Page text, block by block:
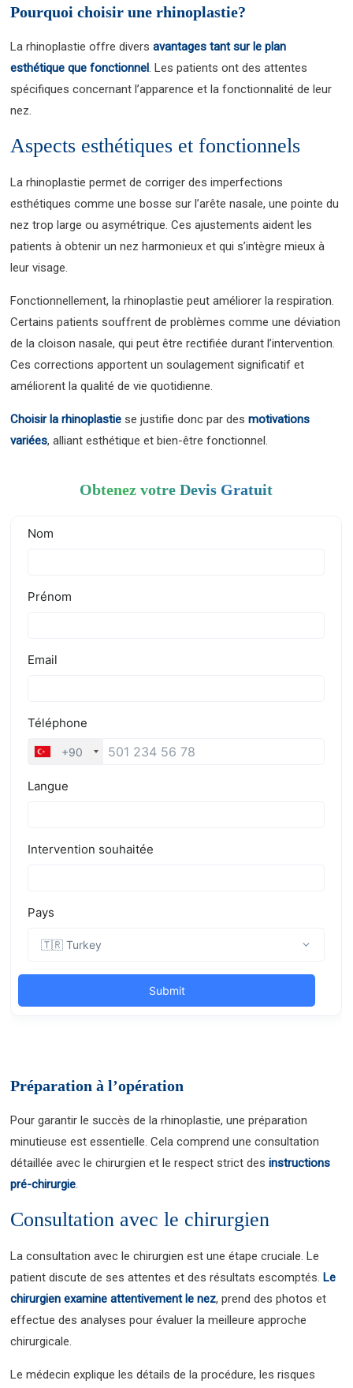
Pourquoi choisir une rhinoplastie?
La rhinoplastie offre diversavantages tant sur le plan
esthétique que fonctionnel. Les patients ont des attentes
spécifiques concernant l’apparence et la fonctionnalité de leur
nez.
Aspects esthétiques et fonctionnels
La rhinoplastie permet de corriger des imperfections
esthétiques comme une bosse sur l’arête nasale, une pointe du
nez trop large ou asymétrique. Ces ajustements aident les
patients à obtenir un nez harmonieux et qui s’intègre mieux à
leur visage.
Fonctionnellement, la rhinoplastie peut améliorer la respiration.
Certains patients souffrent de problèmes comme une déviation
de la cloison nasale, qui peut être rectifiée durant l’intervention.
Ces corrections apportent un soulagement significatif et
améliorent la qualité de vie quotidienne.
Choisir la rhinoplastie se justifie donc par desmotivations
variées, alliant esthétique et bien-être fonctionnel.
Obtenez votre Devis Gratuit
Préparation à l’opération
Pour garantir le succès de la rhinoplastie, une préparation
minutieuse est essentielle. Cela comprend une consultation
détaillée avec le chirurgien et le respect strict desinstructions
pré-chirurgie.
Consultation avec le chirurgien
La consultation avec le chirurgien est une étape cruciale. Le
patient discute de ses attentes et des résultats escomptés.Le
chirurgien examine attentivement le nez, prend des photos et
effectue des analyses pour évaluer la meilleure approche
chirurgicale.
Le médecin explique les détails de la procédure, les risques